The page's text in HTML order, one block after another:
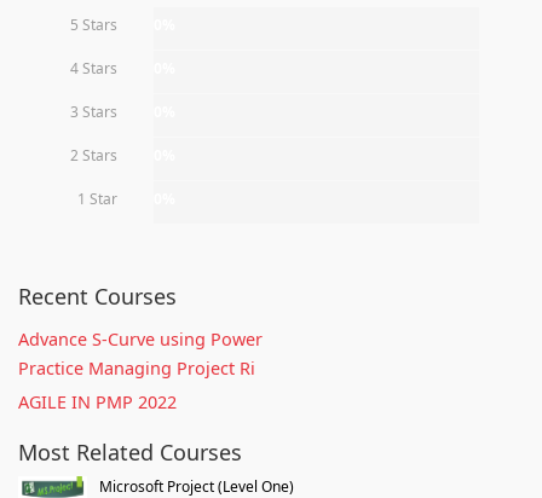
5 Stars
4 Stars
3 Stars
2 Stars
1 Star
Recent Courses
Advance S-Curve using Power
Practice Managing Project Ri
AGILE IN PMP 2022
Most Related Courses
Microsoft Project (Level One)